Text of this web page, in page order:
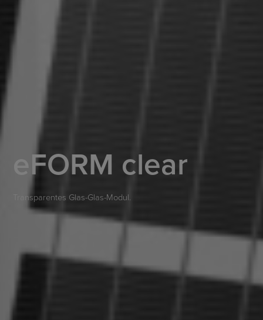
eFORM clear
Transparentes Glas-Glas-Modul.